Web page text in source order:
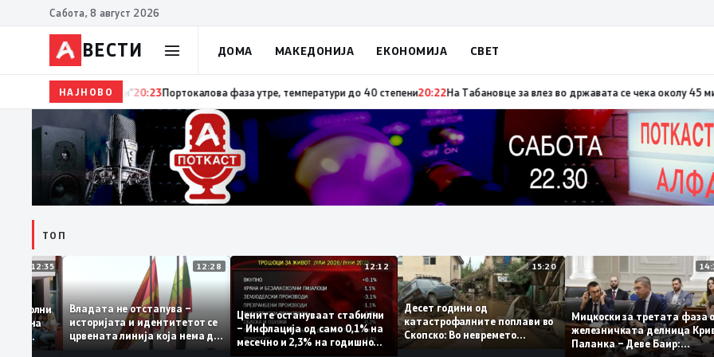
Сабота, 8 август 2026
ВЕСТИ ДОМА МАКЕДОНИЈА ЕКОНОМИЈА СВЕТ
НАЈНОВО20:24Сиљановска Давкова на Свечената академија по повод „30 години Општина Вевчани“20:23Портокалова фаза утре,
ТОП
12:35
се задоволни
на
12:28
Владата не отстапува –
историјата и идентитетот се
црвената линија која нема да
се погази
12:12
Цените остануваат стабилни
– Инфлација од само 0,1% на
месечно и 2,3% на годишно
15:20
Десет години од
катастрофалните поплави во
Скопско: Во невремето
Мицкоски за третата
железничката делница
Паланка – Деве Баир: